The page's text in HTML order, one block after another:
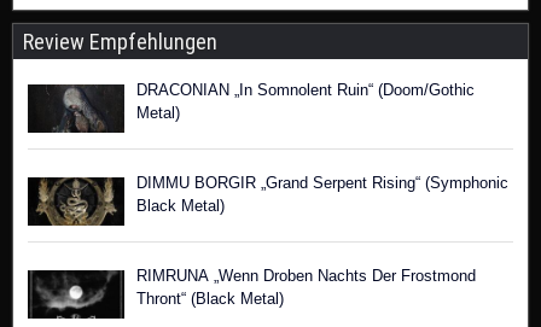
Review Empfehlungen
DRACONIAN „In Somnolent Ruin“ (Doom/Gothic
Metal)
DIMMU BORGIR „Grand Serpent Rising“ (Symphonic
Black Metal)
RIMRUNA „Wenn Droben Nachts Der Frostmond
Thront“ (Black Metal)